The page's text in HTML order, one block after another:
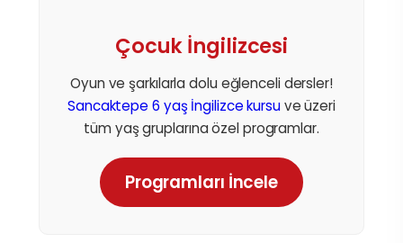
Çocuk İngilizcesi
Oyun ve şarkılarla dolu eğlenceli dersler!
Sancaktepe 6 yaş İngilizce kursuve üzeri
tüm yaş gruplarına özel programlar.
Programları İncele